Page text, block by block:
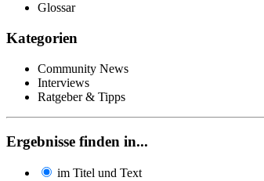
Glossar
Kategorien
Community News
Interviews
Ratgeber & Tipps
Ergebnisse finden in...
im Titel und Text